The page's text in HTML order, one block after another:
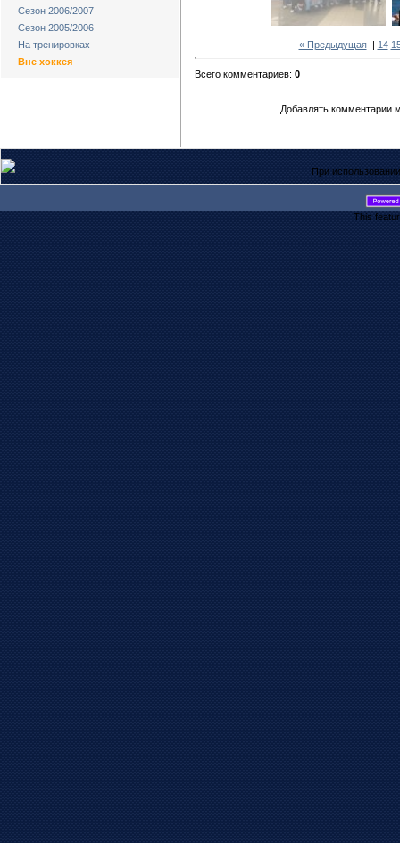
Сезон 2006/2007
Сезон 2005/2006
На тренировках
Вне хоккея
« Предыдущая| 14
Всего комментариев: 0
Добавлять комментарии
При
This